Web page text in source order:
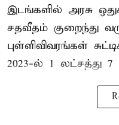
இடங்களில் அரசு
சதவீதம் குறைந்து
புள்ளிவிவரங்கள்
2023-ல் 1 லட்சத்து 7